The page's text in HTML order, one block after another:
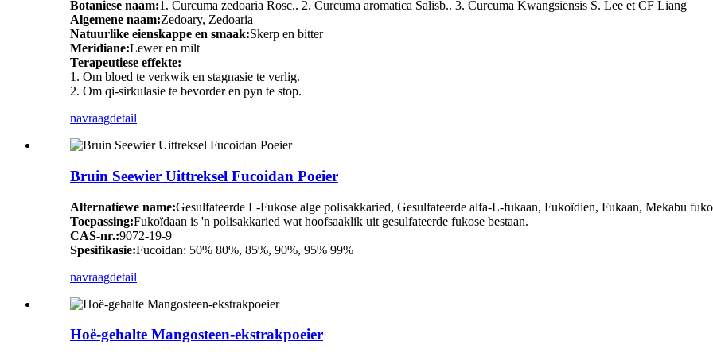
Botaniese naam:1. Curcuma zedoaria Rosc.. 2. Curcuma aromatica Salisb.. 3. Curcuma Kwangsiensis S. Lee et CF Liang
Algemene naam:Zedoary, Zedoaria
Natuurlike eienskappe en smaak:Skerp en bitter
Meridiane:Lewer en milt
Terapeutiese effekte:
1. Om bloed te verkwik en stagnasie te verlig.
2. Om qi-sirkulasie te bevorder en pyn te stop.
navraagdetail
Bruin Seewier Uittreksel Fucoidan Poeier
Alternatiewe name:Gesulfateerde L-Fukose alge polisakkaried, Gesulfateerde alfa-L-fukaan, Fukoïdien, Fukaan, Mekabu
Toepassing:Fukoïdaan is 'n polisakkaried wat hoofsaaklik uit gesulfateerde fukose bestaan.
CAS-nr.:9072-19-9
Spesifikasie:Fucoidan: 50% 80%, 85%, 90%, 95% 99%
navraagdetail
Hoë-gehalte Mangosteen-ekstrakpoeier